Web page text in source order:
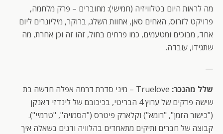
מה לראות היום בטלוויזיה (חמישי): מחוברים – פרק מלחמה,
פרויקט לזרוס, האחים סאן, אחוות השלג, ברוקר, מיליונרים ליום
אחד, מבוכים ומטעמים, כמו פרחים בחול, זהו זה וכן אחרת, מה
שתגידו, עובדה.
—
שלל מהנכר:
Truelove – מיני סדרת דרמה אפלה חדשה בת
שישה פרקים של ערוץ 4 הבריטי, בכיכובם של לינדזי דאנקן
("כישור הזמן", "רומא") וקלארק פיטרס ("הסמויה", "טרמיי").
קבוצה של חברים ותיקים מתאחדים בהלוויה ודנים בשאלה איך